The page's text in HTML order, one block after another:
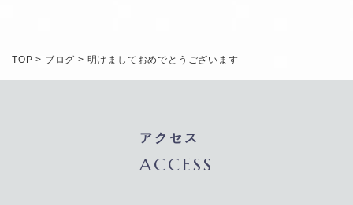
TOP > ブログ > 明けましておめでとうございます
アクセス
ACCESS